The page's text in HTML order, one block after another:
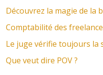
Découvrez la magie de la
Comptabilité des
Le juge vérifie toujours la
Que veut dire POV ?